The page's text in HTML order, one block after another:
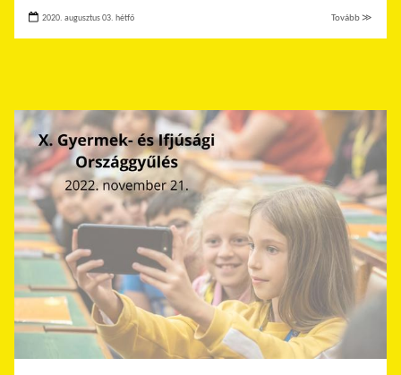
2020. augusztus 03. hétfő Tovább ≫